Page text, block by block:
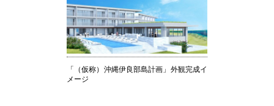
「（仮称）沖縄伊良部島計画」外観完成イ
メージ